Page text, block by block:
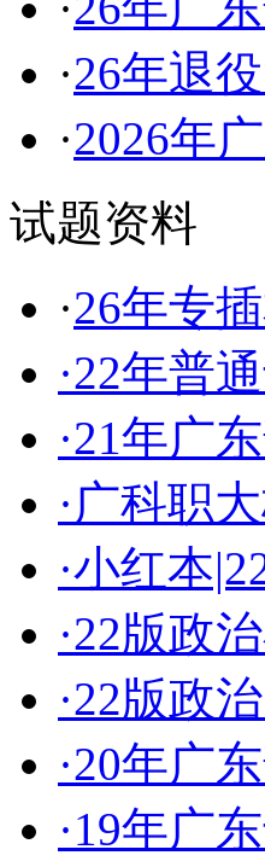
·26年退
·2026年
试题资料
·26年专
·22年普
·21年广
·广科职
·小红本
·22版政
·22版政
·20年广
·19年广